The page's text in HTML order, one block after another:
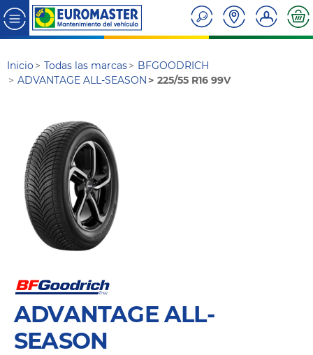
Inicio Todas las marcas
BFGOODRICH
ADVANTAGE ALL-SEASON
225/55 R16 99V
ADVANTAGE ALL-
SEASON